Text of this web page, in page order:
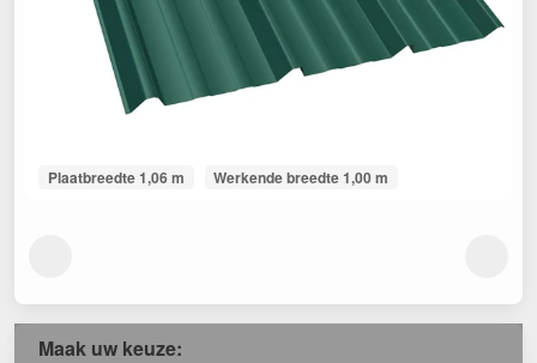
Plaatbreedte 1,06 m Werkende breedte 1,00 m
Maak uw keuze: